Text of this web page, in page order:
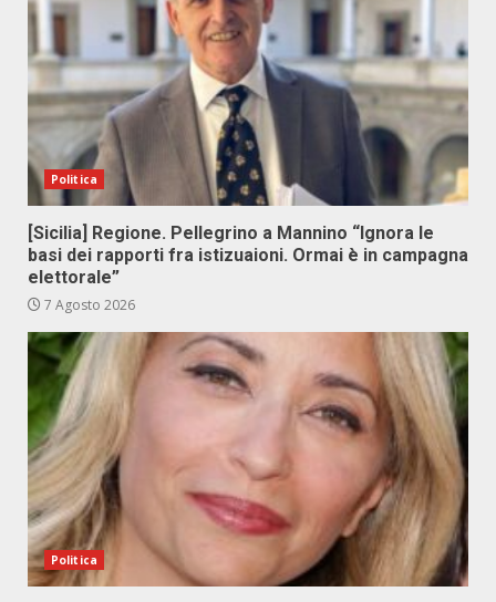
Politica
[Sicilia] Regione. Pellegrino a Mannino “Ignora le
basi dei rapporti fra istizuaioni. Ormai è in campagna
elettorale”
7 Agosto 2026
Politica